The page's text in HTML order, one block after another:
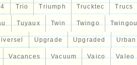
Trio Triumph Trucktec Trucs
Tuyaux Twin Twingo
Upgrade Upgraded Urban
Vacances Vacuum Vaico Valeo